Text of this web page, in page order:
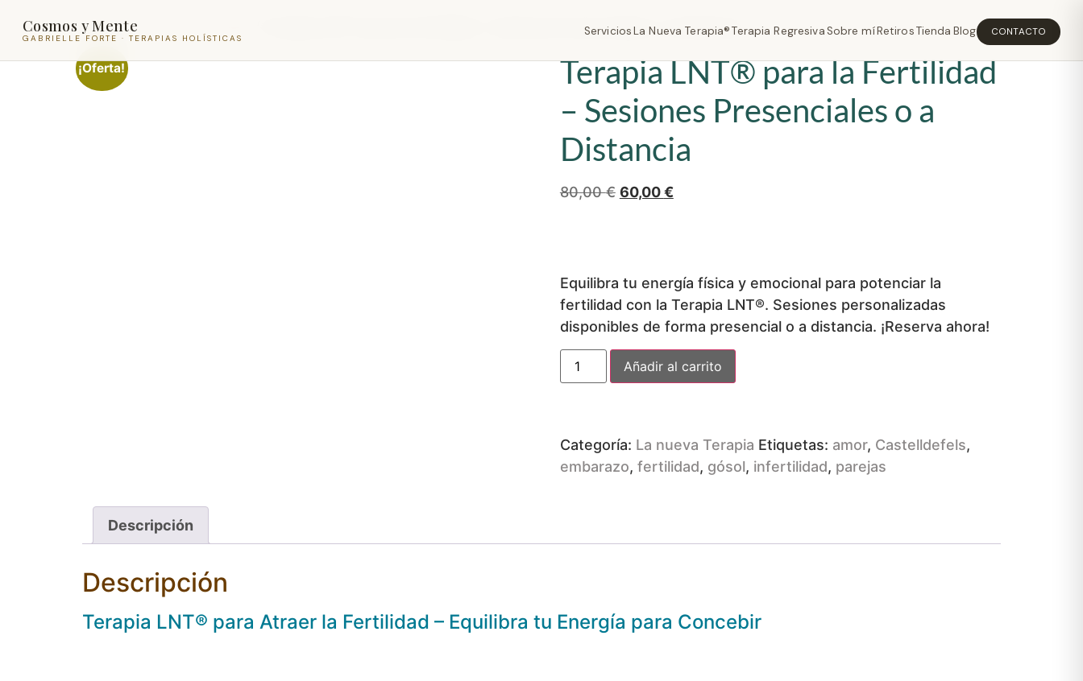
Cosmos y Mente
GABRIELLE FORTE · TERAPIAS HOLÍSTICAS
ServiciosLa Nueva Terapia®Terapia RegresivaSobre míRetirosTienda Blog CONTACTO
Inicio/La nueva Terapia / Terapia LNT® para la Fertilidad – Sesiones Presenciales o a Distancia
¡Oferta!
Terapia LNT® para la Fertilidad
– Sesiones Presenciales o a
Distancia
80,00€ 60,00€
Equilibra tu energía física y emocional para potenciar la
fertilidad con la Terapia LNT®. Sesiones personalizadas
disponibles de forma presencial o a distancia. ¡Reserva ahora!
Añadir al carrito
Categoría: La nueva Terapia Etiquetas: amor, Castelldefels,
embarazo, fertilidad, gósol, infertilidad, parejas
Descripción
Descripción
Terapia LNT® para Atraer la Fertilidad – Equilibra tu Energía para Concebir